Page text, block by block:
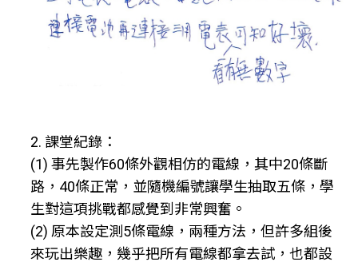
2. 課堂紀錄：
(1) 事先製作60條外觀相仿的電線，其中20條斷
路，40條正常，並隨機編號讓學生抽取五條，學
生對這項挑戰都感覺到非常興奮。
(2) 原本設定測5條電線，兩種方法，但許多組後
來玩出樂趣，幾乎把所有電線都拿去試，也都設